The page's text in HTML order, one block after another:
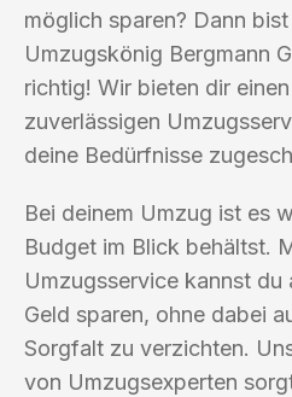
möglich sparen? Dann
Umzugskönig Bergmann
richtig! Wir bieten dir
zuverlässigen
deine Bedürfnisse
Bei deinem Umzug ist es
Budget im Blick behältst.
Umzugsservice kannst
Geld sparen, ohne dabei
Sorgfalt zu verzichten.
von Umzugsexperten